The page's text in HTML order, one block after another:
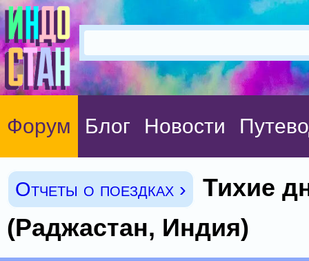
Форум Блог Новости
Отчеты о поездках ›
Тихие
(Раджастан, Индия)